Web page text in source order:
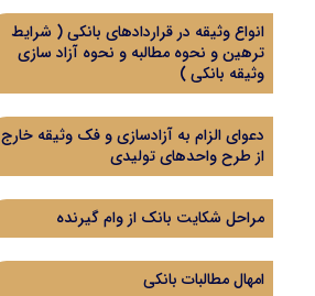
انواع وثیقه در قراردادهای بانکی ( شرایط
ترهین و نحوه مطالبه و نحوه آزاد سازی
وثیقه بانکی )
دعوای الزام به آزادسازی و فک وثیقه خارج
از طرح واحدهای تولیدی
مراحل شکایت بانک از وام گیرنده
امهال مطالبات بانکی